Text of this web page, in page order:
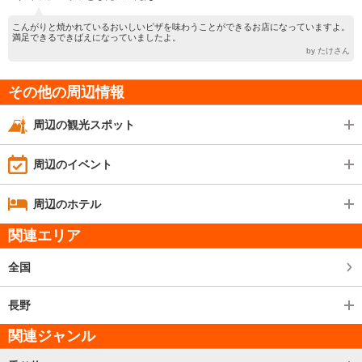
こんがりと焼かれているおいしいピザを味わうことができるお店になっていますよ。
満足できるできばえになっていましたよ。
by たけさん
その他の周辺情報
周辺の観光スポット
周辺のイベント
周辺のホテル
関連エリア
全国
長野
関連ジャンル